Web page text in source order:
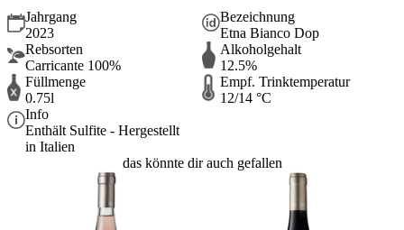
Jahrgang
2023
Bezeichnung
Etna Bianco Dop
Rebsorten
Carricante 100%
Alkoholgehalt
12.5%
Füllmenge
0.75l
Empf. Trinktemperatur
12/14 °C
Info
Enthält Sulfite - Hergestellt
in Italien
das könnte dir auch gefallen